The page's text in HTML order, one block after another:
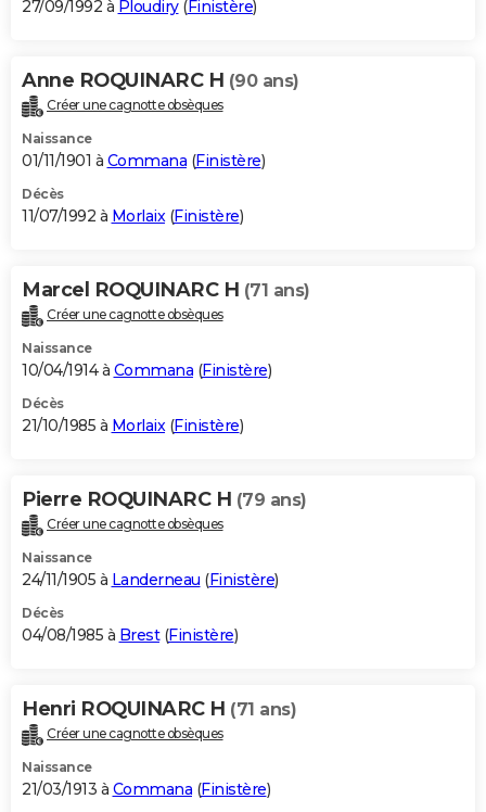
27/09/1992 à Ploudiry(Finistère)
Anne ROQUINARC H (90 ans)
Créer une cagnotte obsèques
Naissance
01/11/1901 à Commana (Finistère)
Décès
11/07/1992 à Morlaix(Finistère)
Marcel ROQUINARC H (71 ans)
Créer une cagnotte obsèques
Naissance
10/04/1914 à Commana (Finistère)
Décès
21/10/1985 à Morlaix(Finistère)
Pierre ROQUINARC H (79 ans)
Créer une cagnotte obsèques
Naissance
24/11/1905 à Landerneau (Finistère)
Décès
04/08/1985 à Brest(Finistère)
Henri ROQUINARC H (71 ans)
Créer une cagnotte obsèques
Naissance
21/03/1913 à Commana (Finistère)